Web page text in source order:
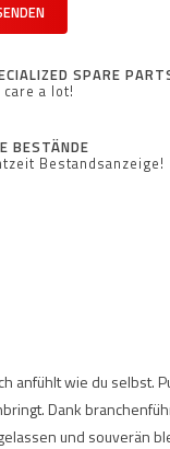
SPARE
care a lot!
BESTÄNDE
Bestandsanzeige!
anfühlt wie du selbst.
Dank
und souverän